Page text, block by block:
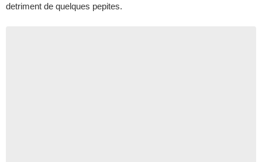
detriment de quelques pepites.